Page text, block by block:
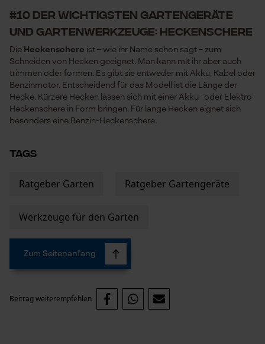
#10 der wichtigsten Gartengeräte
und Gartenwerkzeuge: Heckenschere
Die Heckenschere ist – wie ihr Name schon sagt – zum
Schneiden von Hecken geeignet. Man kann mit ihr aber auch
trimmen oder formen. Es gibt sie entweder mit Akku, Kabel oder
Benzinmotor. Entscheidend für das Modell ist die Länge der
Hecke. Kürzere Hecken lassen sich mit einer Akku- oder Elektro-
Heckenschere in Form bringen. Für lange Hecken eignet sich
besonders eine Benzin-Heckenschere.
TAGS
Ratgeber Garten Ratgeber Gartengeräte
Werkzeuge für den Garten
Zum Seitenanfang
Beitrag weiterempfehlen
Gespeicherter Warenkorb
Persönliche Begrüßung
Geo-IP und User Detection
YouTube-Videos
Google Maps
Kontaktaufnahme per Chat
Google Global Site Tag
Microsoft Advertising Universal
Event Tracking
Survicate